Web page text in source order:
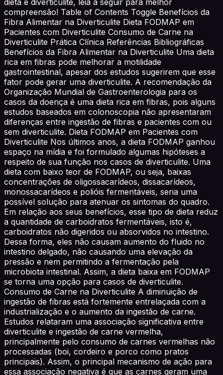
compreensão! Table of Contents Toggle Benefícios da
Fibra Alimentar na Diverticulite Dieta FODMAP em
Pacientes com Diverticulite Consumo de Carne na
Diverticulite Prática Clínica Referências Bibliográficas
Benefícios da Fibra Alimentar na Diverticulite Uma dieta
rica em fibras pode melhorar a motilidade
gastrointestinal, apesar dos estudos sugerirem que esse
fator pode gerar uma diverticulite. A recomendação da
Organização Mundial de Gastroenterologia para os
casos da doença é uma dieta rica em fibras, pois alguns
estudos baseados em colonoscopia não apresentaram
diferenças entre ingestão de fibras e pacientes com ou
sem diverticulite. Dieta FODMAP em Pacientes com
Diverticulite Nos últimos anos, a dieta FODMAP ganhou
espaço na mídia e foi formulado algumas hipóteses a
respeito de sua função nos casos de diverticulite. Uma
dieta com baixo teor de FODMAP, ou seja, baixas
concentrações de oligossacarídeos, dissacarídeos,
monossacarídeos e polióis fermentáveis, seria uma
possível solução para atenuar os sintomas do quadro.
Em relação aos seus benefícios, esse tipo de dieta reduz
a quantidade de carboidratos fermentáveis, isto é,
carboidratos não digeridos ou absorvidos no intestino.
Dessa forma, eles não causam aumento do fluido no
intestino delgado, não causando uma elevação da
pressão e nem permitindo a fermentação pela
microbiota intestinal. Assim, a dieta baixa em FODMAP
se torna uma opção para casos de diverticulite.
Consumo de Carne na Diverticulite A diminuição de
ingestão de fibras está fortemente entrelaçada com a
industrialização e o aumento da ingestão de carne.
Estudos relataram uma associação significativa entre
diverticulite e ingestão de carne vermelha,
principalmente pelo consumo de carnes vermelhas não
processadas (boi, cordeiro e porco como pratos
principais). Assim, o principal mecanismo de ação para
essa associação negativa é que as carnes geram uma